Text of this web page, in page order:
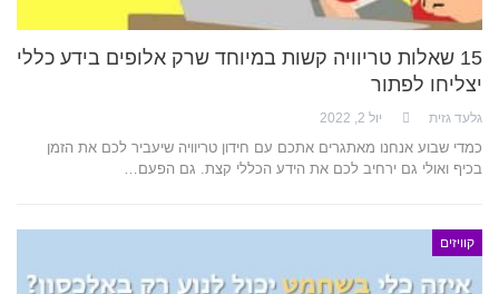
15 שאלות טריוויה קשות במיוחד שרק אלופים בידע כללי
יצליחו לפתור
גלעד גזית יול 2, 2022
כמדי שבוע אנחנו מאתגרים אתכם עם חידון טריוויה שיעביר לכם את הזמן
בכיף ואולי גם ירחיב לכם את הידע הכללי קצת. גם הפעם…
קוויזים